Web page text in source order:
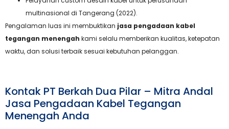
multinasional di Tangerang (2022).
Pengalaman luas ini membuktikan jasa pengadaan kabel
tegangan menengah kami selalu memberikan kualitas, ketepatan
waktu, dan solusi terbaik sesuai kebutuhan pelanggan.
Kontak PT Berkah Dua Pilar – Mitra Andal
Jasa Pengadaan Kabel Tegangan
Menengah Anda